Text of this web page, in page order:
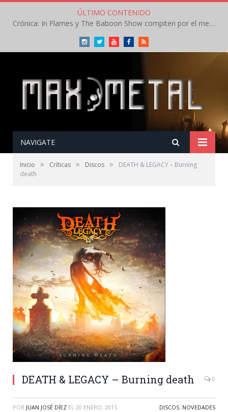
ÚLTIMO CONTENIDO
Crónica: In Flames y The Baboon Show compiten por el mejor concierto del día en el Leyendas del Rock – Viernes – Agosto 2026
InstagramTwitterYoutubeFacebookRSS
NAVIGATE
Inicio » Críticas » Discos »
DEATH & LEGACY – Burning
death
DEATH & LEGACY – Burning death 0
POR JUAN JOSÉ DÍEZ EL 20 ENERO, 2015 DISCOS, NOVEDADES